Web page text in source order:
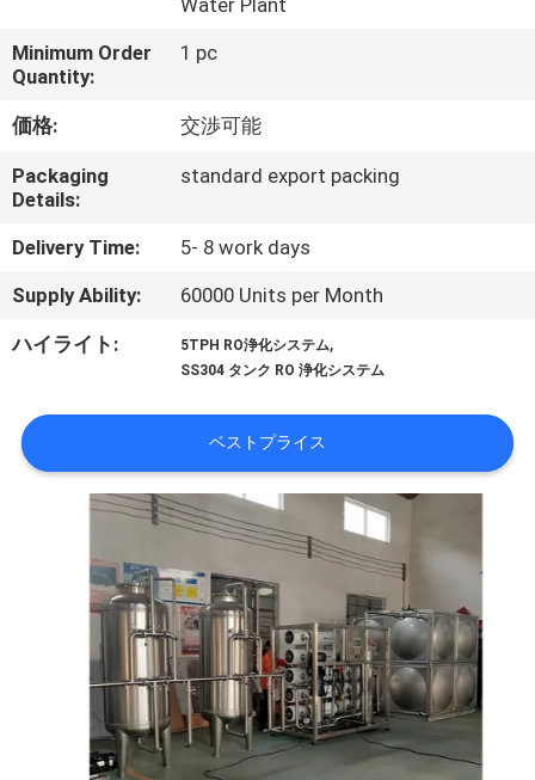
達
に
つ
い
て
工
旅
行
Water Plant
Minimum Order
Quantity:
1 pc
価格: 交渉可能
Packaging
Details:
standard export packing
Delivery Time:
5- 8 work days
Supply Ability:
60000 Units per Month
ハイライト: 5TPH RO浄化システム,
SS304 タンク RO 浄化システム
ベストプライス